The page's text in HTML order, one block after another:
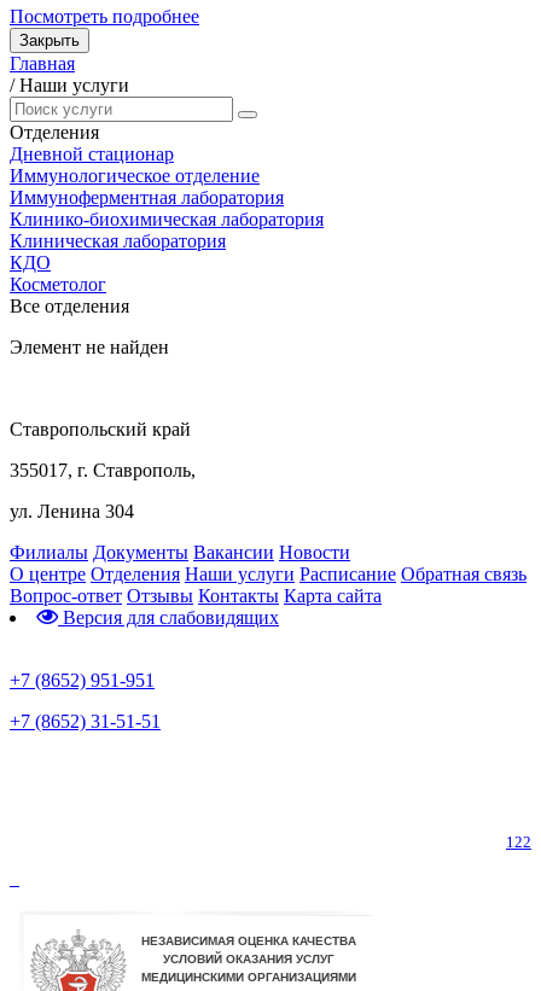
Посмотреть подробнее
Закрыть
Главная
/ Наши услуги
Отделения
Дневной стационар
Иммунологическое отделение
Иммуноферментная лаборатория
Клинико-биохимическая лаборатория
Клиническая лаборатория
КДО
Косметолог
Все отделения
Элемент не найден
Ставропольский край
355017, г. Ставрополь,
ул. Ленина 304
Филиалы Документы Вакансии Новости
О центре Отделения Наши услуги Расписание Обратная связь
Вопрос-ответ Отзывы Контакты Карта сайта
Версия для слабовидящих
+7 (8652) 951-951
+7 (8652) 31-51-51
122